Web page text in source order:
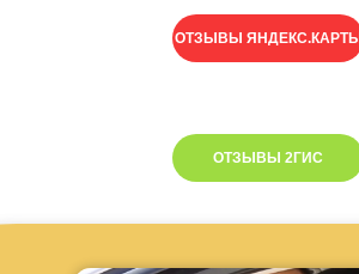
ОТЗЫВЫ 2ГИС
ОТЗЫВЫ ЯНДЕКС.КАРТЫ